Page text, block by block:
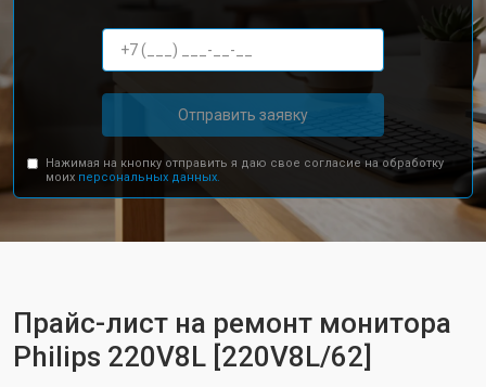
Отправить заявку
Нажимая на кнопку отправить я даю свое согласие на обработку
моих персональных данных.
Прайс-лист на ремонт монитора
Philips 220V8L [220V8L/62]